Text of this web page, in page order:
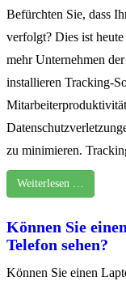
Befürchten Sie, dass
verfolgt? Dies ist
mehr Unternehmen
installieren Tracking-
zu minimieren.
Weiterlesen …
Können Sie
Telefon sehen?
Können Sie einen